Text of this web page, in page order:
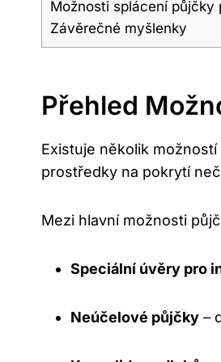
Možnosti splácení půjčky
Závěrečné myšlenky
Přehled
Existuje několik
prostředky na pokrytí
Mezi hlavní možnosti
Speciální úvěry pro
Neúčelové půjčky –